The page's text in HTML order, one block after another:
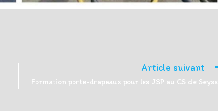
Article suivant
Formation porte-drapeaux pour les JSP au CS de